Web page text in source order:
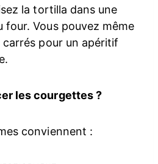
la tortilla dans une
four. Vous pouvez même
pour un apéritif
les courgettes ?
conviennent :